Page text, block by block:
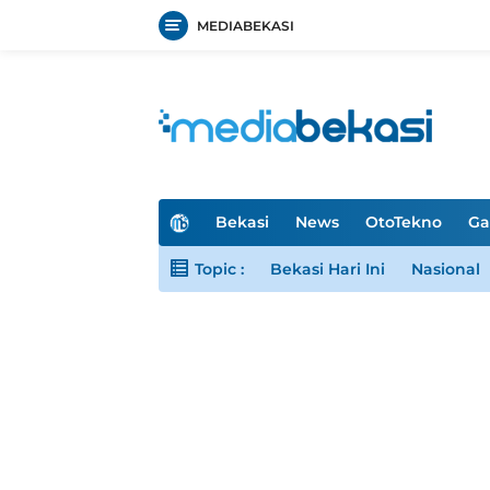
MEDIABEKASI
H
m
Bekasi News OtoTekno
Topic : Bekasi Hari Ini Nasional